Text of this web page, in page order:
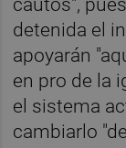
detenida el
apoyarán
en pro de la
el sistema
cambiarlo